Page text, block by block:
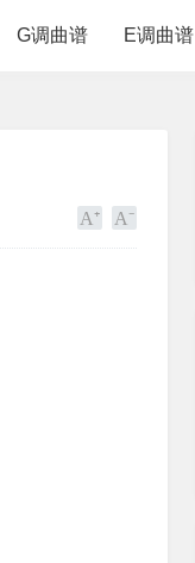
G调曲谱 E调曲谱